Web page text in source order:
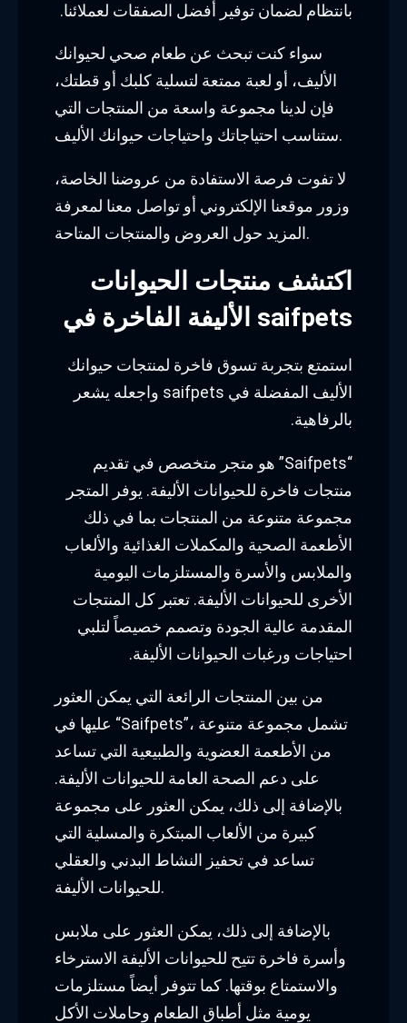
بانتظام لضمان توفير أفضل الصفقات لعملائنا.
سواء كنت تبحث عن طعام صحي لحيوانك
الأليف، أو لعبة ممتعة لتسلية كلبك أو قطتك،
فإن لدينا مجموعة واسعة من المنتجات التي
ستناسب احتياجاتك واحتياجات حيوانك الأليف.
لا تفوت فرصة الاستفادة من عروضنا الخاصة،
وزور موقعنا الإلكتروني أو تواصل معنا لمعرفة
المزيد حول العروض والمنتجات المتاحة.
اكتشف منتجات الحيوانات
الأليفة الفاخرة في saifpets
استمتع بتجربة تسوق فاخرة لمنتجات حيوانك
الأليف المفضلة في saifpets واجعله يشعر
بالرفاهية.
“Saifpets” هو متجر متخصص في تقديم
منتجات فاخرة للحيوانات الأليفة. يوفر المتجر
مجموعة متنوعة من المنتجات بما في ذلك
الأطعمة الصحية والمكملات الغذائية والألعاب
والملابس والأسرة والمستلزمات اليومية
الأخرى للحيوانات الأليفة. تعتبر كل المنتجات
المقدمة عالية الجودة وتصمم خصيصاً لتلبي
احتياجات ورغبات الحيوانات الأليفة.
من بين المنتجات الرائعة التي يمكن العثور
عليها في “Saifpets”، تشمل مجموعة متنوعة
من الأطعمة العضوية والطبيعية التي تساعد
على دعم الصحة العامة للحيوانات الأليفة.
بالإضافة إلى ذلك، يمكن العثور على مجموعة
كبيرة من الألعاب المبتكرة والمسلية التي
تساعد في تحفيز النشاط البدني والعقلي
للحيوانات الأليفة.
بالإضافة إلى ذلك، يمكن العثور على ملابس
وأسرة فاخرة تتيح للحيوانات الأليفة الاسترخاء
والاستمتاع بوقتها. كما تتوفر أيضاً مستلزمات
يومية مثل أطباق الطعام وحاملات الأكل